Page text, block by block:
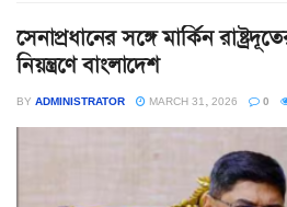
সেনাপ্রধানের সঙ্গে মার্কিন
নিয়ন্ত্রণে বাংলাদেশ
BY ADMINISTRATOR MARCH 31, 2026 0